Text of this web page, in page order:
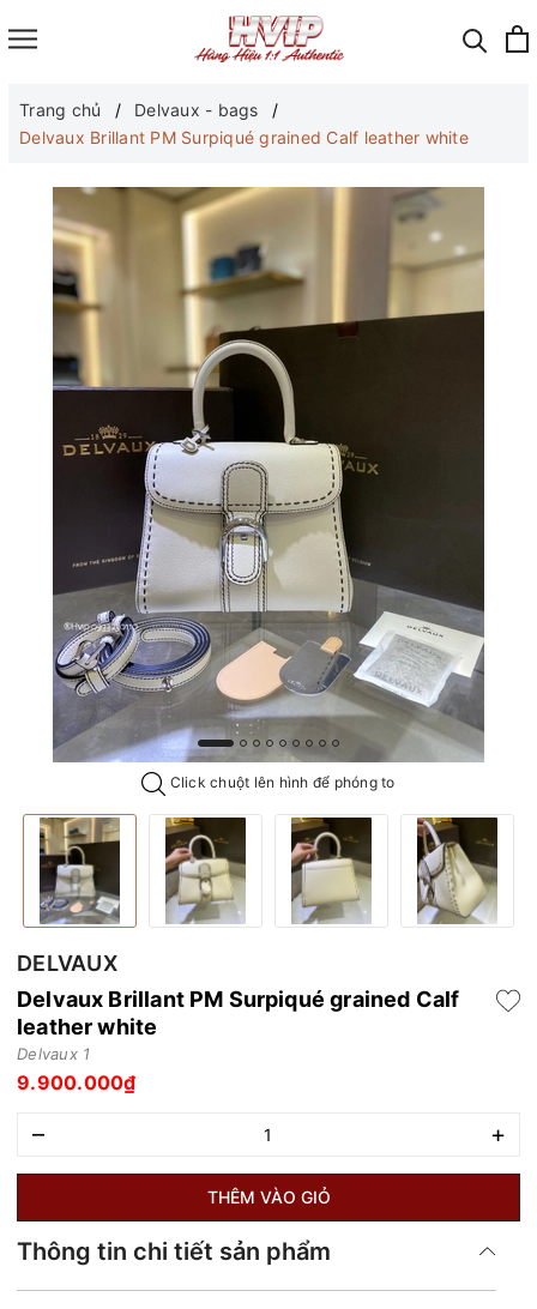
Trang chủ
Delvaux - bags
Delvaux Brillant PM Surpiqué grained Calf leather white
Click chuột lên hình để phóng to
DELVAUX
Delvaux Brillant PM Surpiqué grained Calf
leather white
Delvaux 1
9.900.000₫
– +
THÊM VÀO GIỎ
Thông tin chi tiết sản phẩm